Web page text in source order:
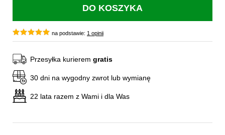
na podstawie: 1 opinii
Przesyłka kurierem gratis
30 dni na wygodny zwrot lub wymianę
22 lata razem z Wami i dla Was